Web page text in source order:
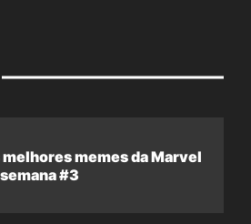
melhores memes da Marvel
#3